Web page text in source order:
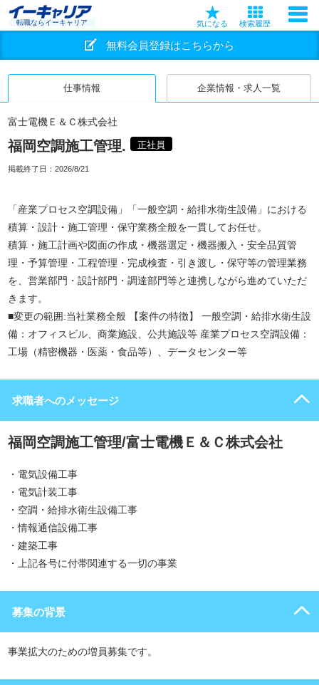
転職ならイーキャリア 気になる 検索履歴
無料会員登録はこちらから
仕事情報 企業情報・求人一覧
富士電機Ｅ＆Ｃ株式会社
福岡空調施工管理. 正社員
掲載終了日： 2026/8/21
「産業プロセス空調設備」「一般空調・給排水衛生設備」における
積算・設計・施工管理・保守業務全般を一貫してお任せ。
積算・施工計画や図面の作成・機器選定・機器搬入・安全品質管
理・予算管理・工程管理・完成検査・引き渡し・保守等の管理業務
を、営業部門・設計部門・調達部門等と連携しながら進めていただ
きます。
■変更の範囲:当社業務全般 【案件の特徴】 一般空調・給排水衛生設
備：オフィスビル、商業施設、公共施設等 産業プロセス空調設備：
工場（精密機器・医薬・食品等）、データセンター等
求職者へのメッセージ
福岡空調施工管理/富士電機Ｅ＆Ｃ株式会社
・電気設備工事
・電気計装工事
・空調・給排水衛生設備工事
・情報通信設備工事
・建築工事
・上記各号に付帯関連する一切の事業
募集の背景
事業拡大のための増員募集です。